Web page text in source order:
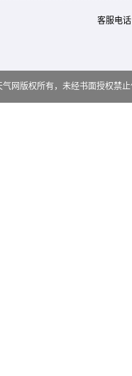
客服电
气网版权所有，未经书面授权